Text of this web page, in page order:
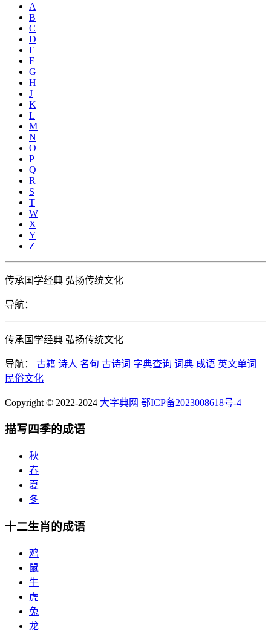
A
B
C
D
E
F
G
H
J
K
L
M
N
O
P
Q
R
S
T
W
X
Y
Z
传承国学经典 弘扬传统文化
导航：
传承国学经典 弘扬传统文化
导航： 古籍 诗人 名句 古诗词 字典查询 词典 成语 英文单词
民俗文化
Copyright © 2022-2024 大字典网 鄂ICP备2023008618号-4
描写四季的成语
秋
春
夏
冬
十二生肖的成语
鸡
鼠
牛
虎
兔
龙